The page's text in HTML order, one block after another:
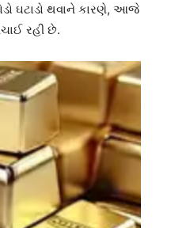
ઘટાડો થવાને કારણે, આજે
રહી છે.